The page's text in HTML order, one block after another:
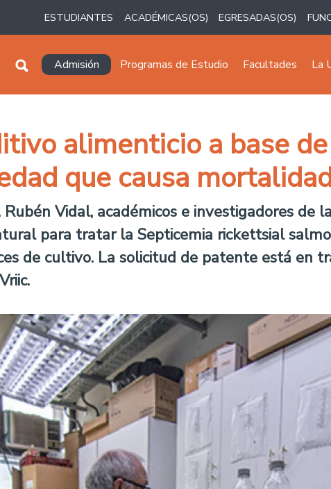
ESTUDIANTES ACADÉMICAS(OS) EGRESADAS(OS)
Navegación principal
Admisión Programas de Estudio Facultades La
alimenticio a base
que causa
Vidal, académicos e investigadores de
para tratar la Septicemia rickettsial
de cultivo. La solicitud de patente está en